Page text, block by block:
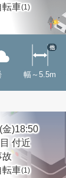
転車(1)
幅～5.5m
他
金)18:50
付近
故
転車(1)